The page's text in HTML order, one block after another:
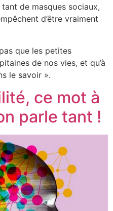
de masques sociaux,
d’être vraiment
que les petites
de nos vies, et qu’à
le savoir ».
ce mot à
parle tant !